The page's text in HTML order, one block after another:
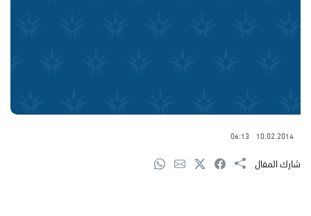
10.02.2014
06:13
شارك المقال